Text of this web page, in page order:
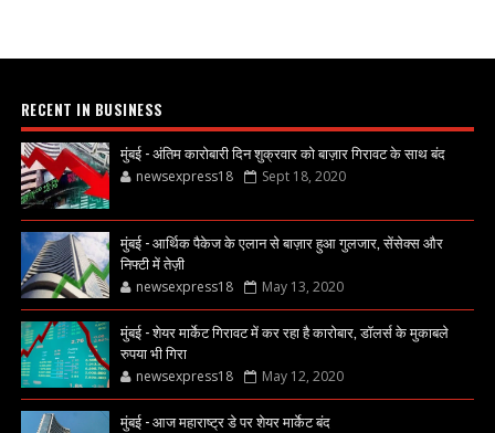
RECENT IN BUSINESS
मुंबई - अंतिम कारोबारी दिन शुक्रवार को बाज़ार गिरावट के साथ बंद
newsexpress18 Sept 18, 2020
मुंबई - आर्थिक पैकेज के एलान से बाज़ार हुआ गुलजार, सेंसेक्स और
निफ्टी में तेज़ी
newsexpress18 May 13, 2020
मुंबई - शेयर मार्केट गिरावट में कर रहा है कारोबार, डॉलर्स के मुकाबले
रुपया भी गिरा
newsexpress18 May 12, 2020
मुंबई - आज महाराष्ट्र डे पर शेयर मार्केट बंद